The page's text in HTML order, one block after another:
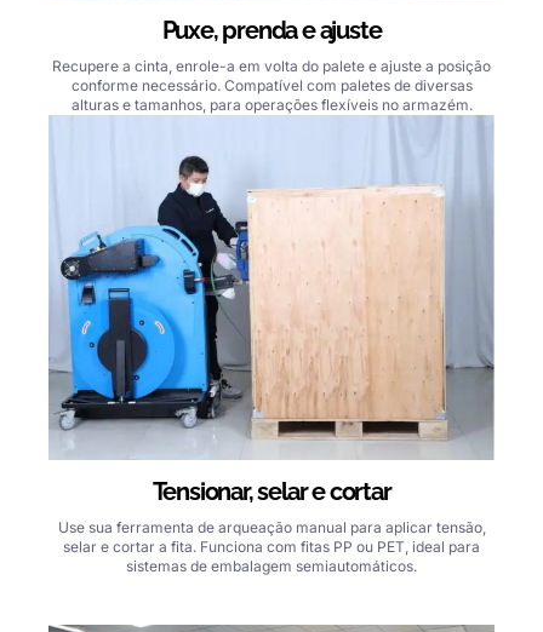
Puxe, prenda e ajuste
Recupere a cinta, enrole-a em volta do palete e ajuste a posição
conforme necessário. Compatível com paletes de diversas
alturas e tamanhos, para operações flexíveis no armazém.
Tensionar, selar e cortar
Use sua ferramenta de arqueação manual para aplicar tensão,
selar e cortar a fita. Funciona com fitas PP ou PET, ideal para
sistemas de embalagem semiautomáticos.